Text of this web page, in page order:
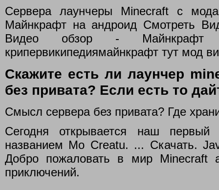
Сервера лаунчеры Minecraft с
Майнкрафт на андроид Смотреть
Видео обзор - Майнкрафт
крипервикипедиямайнкрафт тут мод
Скажите есть ли лаунчер
без привата? Если есть то
Смысл сервера без привата? Где
Сегодня открывается наш
названием Mo Creatu. ... Скачать.
Добро пожаловать в мир Minecraft
приключений.